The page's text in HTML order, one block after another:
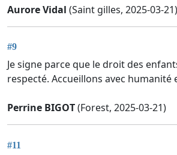
Aurore Vidal (Saint gilles, 2025-03-21)
#9
Je signe parce que le droit des
respecté. Accueillons avec humanité
Perrine BIGOT(Forest, 2025-03-21)
#11